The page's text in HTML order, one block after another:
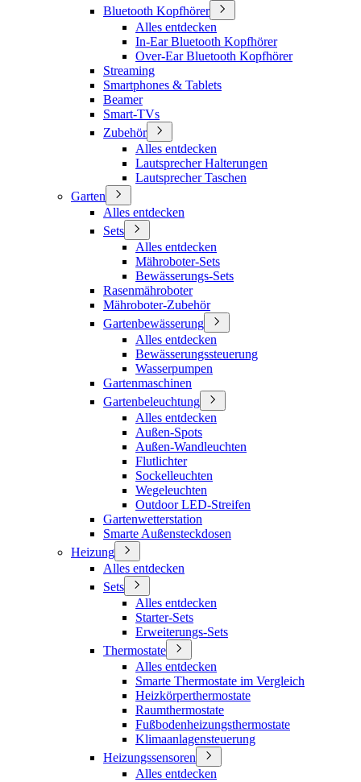
Bluetooth Kopfhörer
Alles entdecken
In-Ear Bluetooth Kopfhörer
Over-Ear Bluetooth Kopfhörer
Streaming
Smartphones & Tablets
Beamer
Smart-TVs
Zubehör
Alles entdecken
Lautsprecher Halterungen
Lautsprecher Taschen
Garten
Alles entdecken
Sets
Alles entdecken
Mähroboter-Sets
Bewässerungs-Sets
Rasenmähroboter
Mähroboter-Zubehör
Gartenbewässerung
Alles entdecken
Bewässerungssteuerung
Wasserpumpen
Gartenmaschinen
Gartenbeleuchtung
Alles entdecken
Außen-Spots
Außen-Wandleuchten
Flutlichter
Sockelleuchten
Wegeleuchten
Outdoor LED-Streifen
Gartenwetterstation
Smarte Außensteckdosen
Heizung
Alles entdecken
Sets
Alles entdecken
Starter-Sets
Erweiterungs-Sets
Thermostate
Alles entdecken
Smarte Thermostate im Vergleich
Heizkörperthermostate
Raumthermostate
Fußbodenheizungsthermostate
Klimaanlagensteuerung
Heizungssensoren
Alles entdecken